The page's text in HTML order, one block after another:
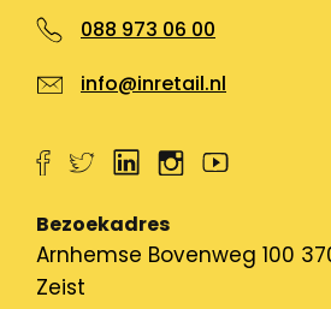
088 973 06 00
info@inretail.nl
Bezoekadres
Arnhemse Bovenweg 100
Zeist